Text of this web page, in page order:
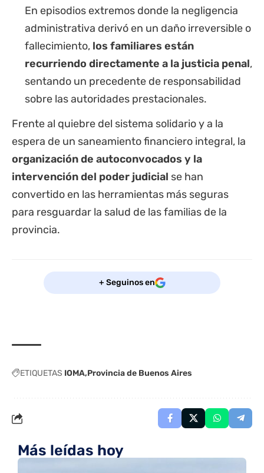
En episodios extremos donde la negligencia
administrativa derivó en un daño irreversible o
fallecimiento, los familiares están
recurriendo directamente a la justicia penal,
sentando un precedente de responsabilidad
sobre las autoridades prestacionales.
Frente al quiebre del sistema solidario y a la
espera de un saneamiento financiero integral, la
organización de autoconvocados y la
intervención del poder judicial se han
convertido en las herramientas más seguras
para resguardar la salud de las familias de la
provincia.
+ Seguinos en
ETIQUETAS IOMA Provincia de Buenos Aires
Más leídas hoy